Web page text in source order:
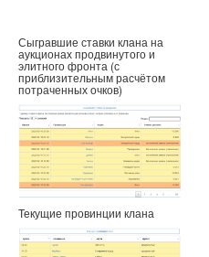
Сыгравшие ставки клана на
аукционах продвинутого и
элитного фронта (с
приблизительным расчётом
потраченных очков)
Текущие провинции клана